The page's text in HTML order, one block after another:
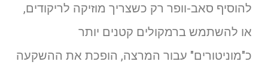
להוסיף סאב-וופר רק כשצריך מוזיקה לריקודים,
או להשתמש ברמקולים קטנים יותר
כ"מוניטורים" עבור המרצה, הופכת את ההשקעה